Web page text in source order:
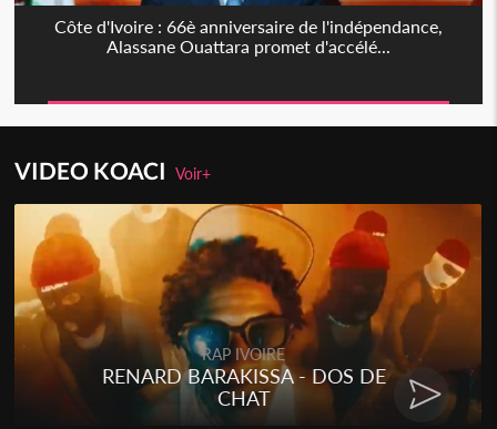
Côte d'Ivoire : 66è anniversaire de l'indépendance,
Alassane Ouattara promet d'accélé...
VIDEO KOACIVoir+
RAP IVOIRE
RENARD BARAKISSA - DOS DE
CHAT